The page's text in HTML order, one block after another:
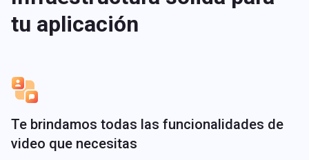
tu aplicación
Te brindamos todas las funcionalidades de
video que necesitas